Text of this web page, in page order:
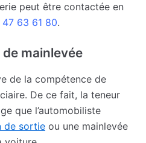
peut être contactée en
47 63 61 80.
mainlevée
de la compétence de
De ce fait, la teneur
que l’automobiliste
de sortie ou une mainlevée